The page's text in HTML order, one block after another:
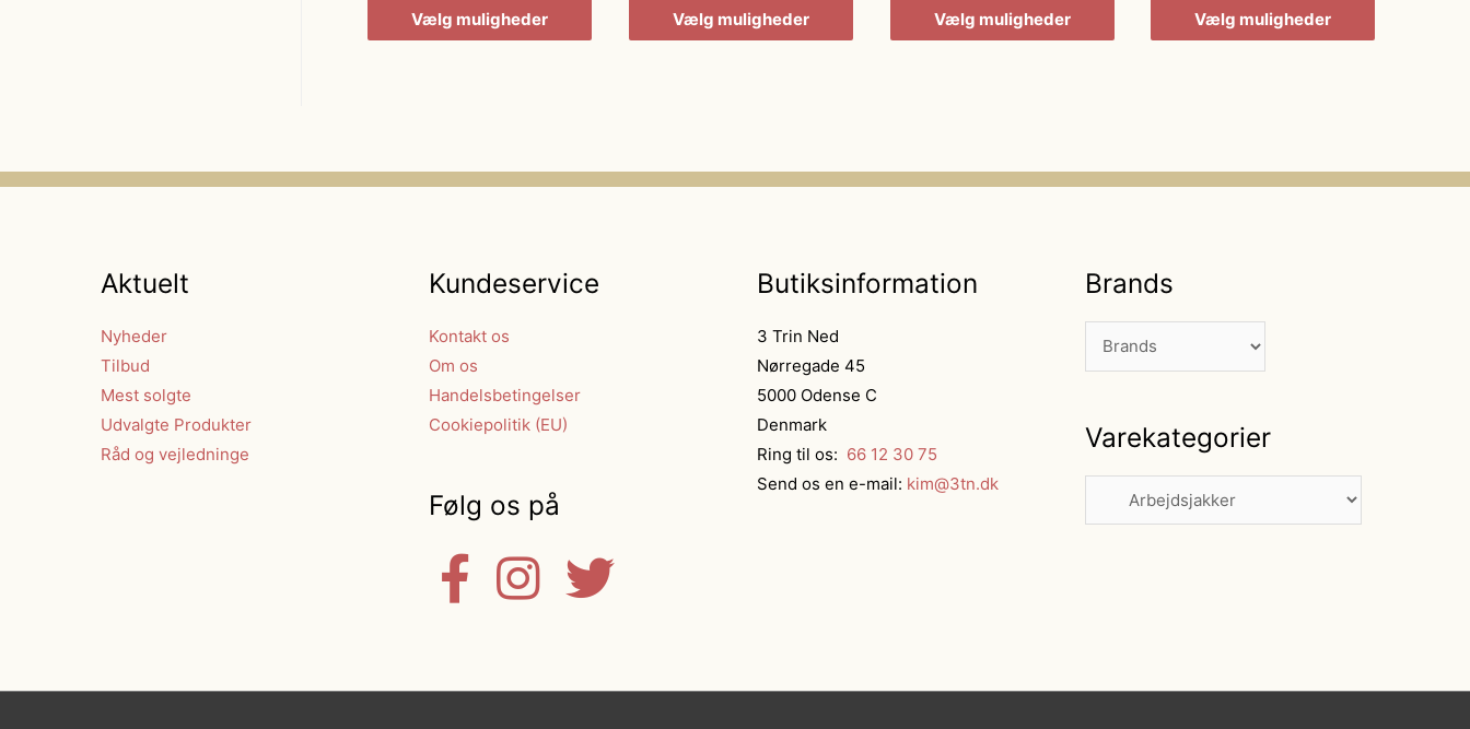
Vælg muligheder Vælg muligheder Vælg muligheder Vælg muligheder
Aktuelt
Nyheder
Tilbud
Mest solgte
Udvalgte Produkter
Råd og vejledninge
Kundeservice
Kontakt os
Om os
Handelsbetingelser
Cookiepolitik (EU)
Følg os på
Butiksinformation
3 Trin Ned
Nørregade 45
5000 Odense C
Denmark
Ring til os: 66 12 30 75
Send os en e-mail: kim@3tn.dk
Brands
Varekategorier